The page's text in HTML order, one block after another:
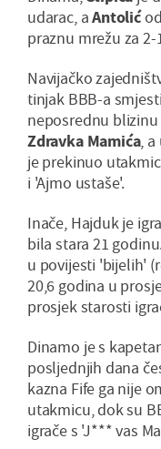
udarac, aAntolić
praznu mrežu za 2-
Navijačko
tinjak BBB-a
neposrednu blizinu
Zdravka Mamića, a
je prekinuo
i 'Ajmo ustaše'.
Inače, Hajduk je
bila stara 21
u povijesti 'bijelih'
20,6 godina u
prosjek starosti
Dinamo je s
posljednjih dana
kazna Fife ga nije
utakmicu, dok su
igrače s 'J*** vas